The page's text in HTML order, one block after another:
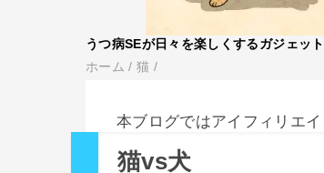
うつ病SEが日々を楽しくするガジェッ
ホーム /猫 /
本ブログではアイフィリエ
猫vs犬